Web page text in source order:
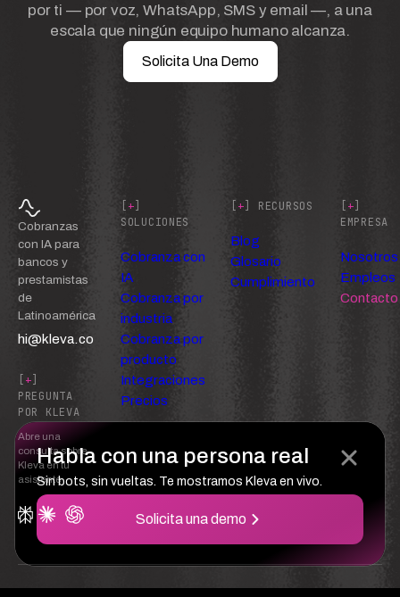
Habla con una persona real
Sin bots, sin vueltas. Te mostramos Kleva en vivo.
Solicita una demo
por ti — por voz, WhatsApp, SMS y email —, a una
escala que ningún equipo humano alcanza.
Solicita Una Demo
Cobranzas
con IA para
bancos y
prestamistas
de
Latinoamérica
hi@kleva.co
+
PREGUNTA
POR KLEVA
Abre una
consulta sobre
Kleva en tu
asistente
+
SOLUCIONES
Cobranza con
IA
Cobranza por
industria
Cobranza por
producto
Integraciones
Precios
+ ] RECURSOS
Blog
Glosario
Cumplimiento
+
EMPRESA
Nosotros
Empleos
Contacto